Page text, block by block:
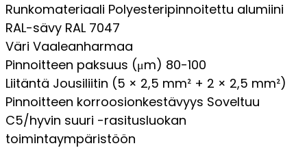
Runkomateriaali Polyesteripinnoitettu alumiini
RAL-sävy RAL 7047
Väri Vaaleanharmaa
Pinnoitteen paksuus (μm) 80-100
Liitäntä Jousiliitin (5 × 2,5 mm² + 2 × 2,5 mm²)
Pinnoitteen korroosionkestävyys Soveltuu
C5/hyvin suuri -rasitusluokan
toimintaympäristöön